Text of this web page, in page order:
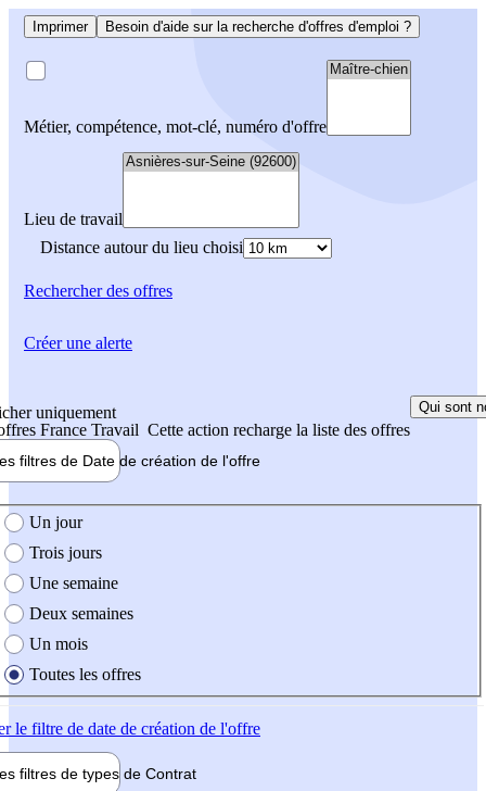
Imprimer Besoin d'aide sur la recherche d'offres d'emploi ?
Métier, compétence, mot-clé, numéro d'offre
Lieu de travail
Distance autour du lieu choisi
Rechercherdes offres
uniquement
France Travail Cette action recharge la liste des offres
Qui sont
filtres de Date de création de l'offre
création de l'offre
Un jour
Trois jours
Une semaine
Deux semaines
Un mois
Toutes les offres
le filtre de date de création de l'offre
filtres de types de Contrat
Créer une alerte